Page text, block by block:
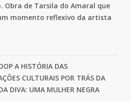
Obra de Tarsila do Amaral que
momento reflexivo da artista
A HISTÓRIA DAS
CULTURAIS POR TRÁS DA
DIVA: UMA MULHER NEGRA